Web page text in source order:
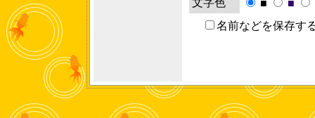
文字色
■ ■
名前などを保存す